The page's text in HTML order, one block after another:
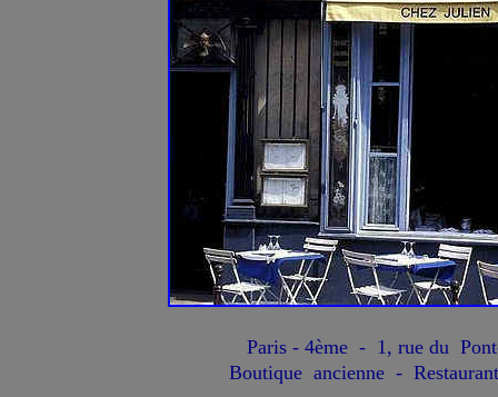
Paris - 4ème - 1, rue du
Boutique ancienne -